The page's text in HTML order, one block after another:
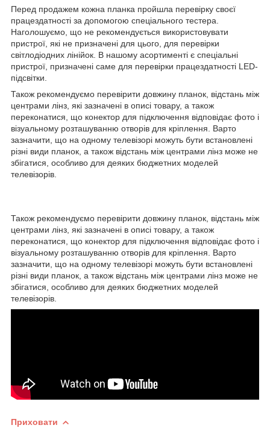
Перед продажем кожна планка пройшла перевірку своєї
працездатності за допомогою спеціального тестера.
Наголошуємо, що не рекомендується використовувати
пристрої, які не призначені для цього, для перевірки
світлодіодних лінійок. В нашому асортименті є спеціальні
пристрої, призначені саме для перевірки працездатності LED-
підсвітки.
Також рекомендуємо перевірити довжину планок, відстань між
центрами лінз, які зазначені в описі товару, а також
переконатися, що конектор для підключення відповідає фото і
візуальному розташуванню отворів для кріплення. Варто
зазначити, що на одному телевізорі можуть бути встановлені
різні види планок, а також відстань між центрами лінз може не
збігатися, особливо для деяких бюджетних моделей
телевізорів.
Також рекомендуємо перевірити довжину планок, відстань між
центрами лінз, які зазначені в описі товару, а також
переконатися, що конектор для підключення відповідає фото і
візуальному розташуванню отворів для кріплення. Варто
зазначити, що на одному телевізорі можуть бути встановлені
різні види планок, а також відстань між центрами лінз може не
збігатися, особливо для деяких бюджетних моделей
телевізорів.
Приховати